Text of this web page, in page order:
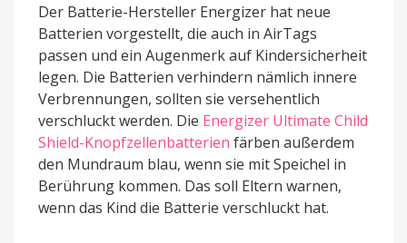
Der Batterie-Hersteller Energizer hat neue
Batterien vorgestellt, die auch in AirTags
passen und ein Augenmerk auf Kindersicherheit
legen. Die Batterien verhindern nämlich innere
Verbrennungen, sollten sie versehentlich
verschluckt werden. Die Energizer Ultimate Child
Shield-Knopfzellenbatterien färben außerdem
den Mundraum blau, wenn sie mit Speichel in
Berührung kommen. Das soll Eltern warnen,
wenn das Kind die Batterie verschluckt hat.